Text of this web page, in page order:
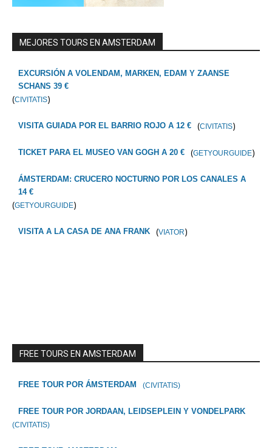
MEJORES TOURS EN AMSTERDAM
EXCURSIÓN A VOLENDAM, MARKEN, EDAM Y ZAANSE
SCHANS 39 €
(CIVITATIS)
VISITA GUIADA POR EL BARRIO ROJO A 12 € (CIVITATIS)
TICKET PARA EL MUSEO VAN GOGH A 20 € (GETYOURGUIDE)
ÁMSTERDAM: CRUCERO NOCTURNO POR LOS CANALES A
14 €
(GETYOURGUIDE)
VISITA A LA CASA DE ANA FRANK (VIATOR)
FREE TOURS EN AMSTERDAM
FREE TOUR POR ÁMSTERDAM (CIVITATIS)
FREE TOUR POR JORDAAN, LEIDSEPLEIN Y VONDELPARK
(CIVITATIS)